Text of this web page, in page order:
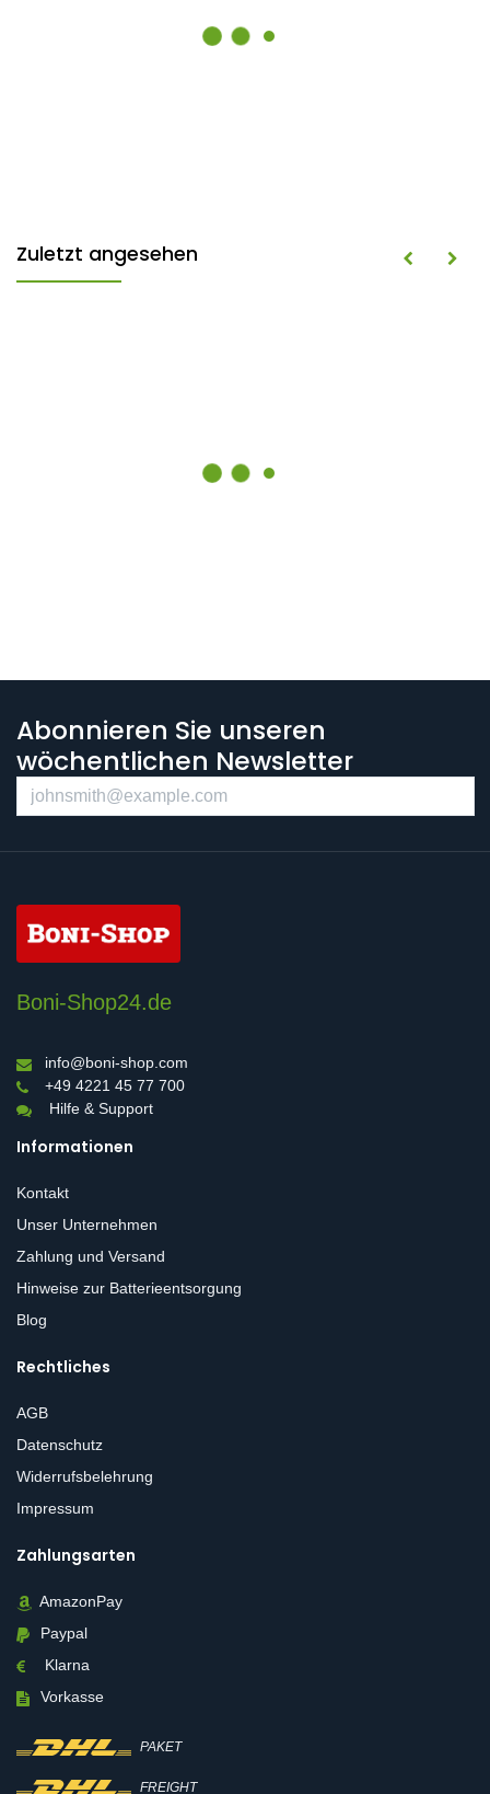
Zuletzt angesehen
Abonnieren Sie unseren
wöchentlichen Newsletter
Boni-Shop24.de
info@boni-shop.com
+49 4221 45 77 700
Hilfe & Support
Informationen
Kontakt
Unser Unternehmen
Zahlung und Versand
Hinweise zur Batterieentsorgung
Blog
Rechtliches
AGB
Datenschutz
Widerrufsbelehrung
Impressum
Zahlungsarten
AmazonPay
Paypal
Klarna
Vorkasse
PAKET
FREIGHT